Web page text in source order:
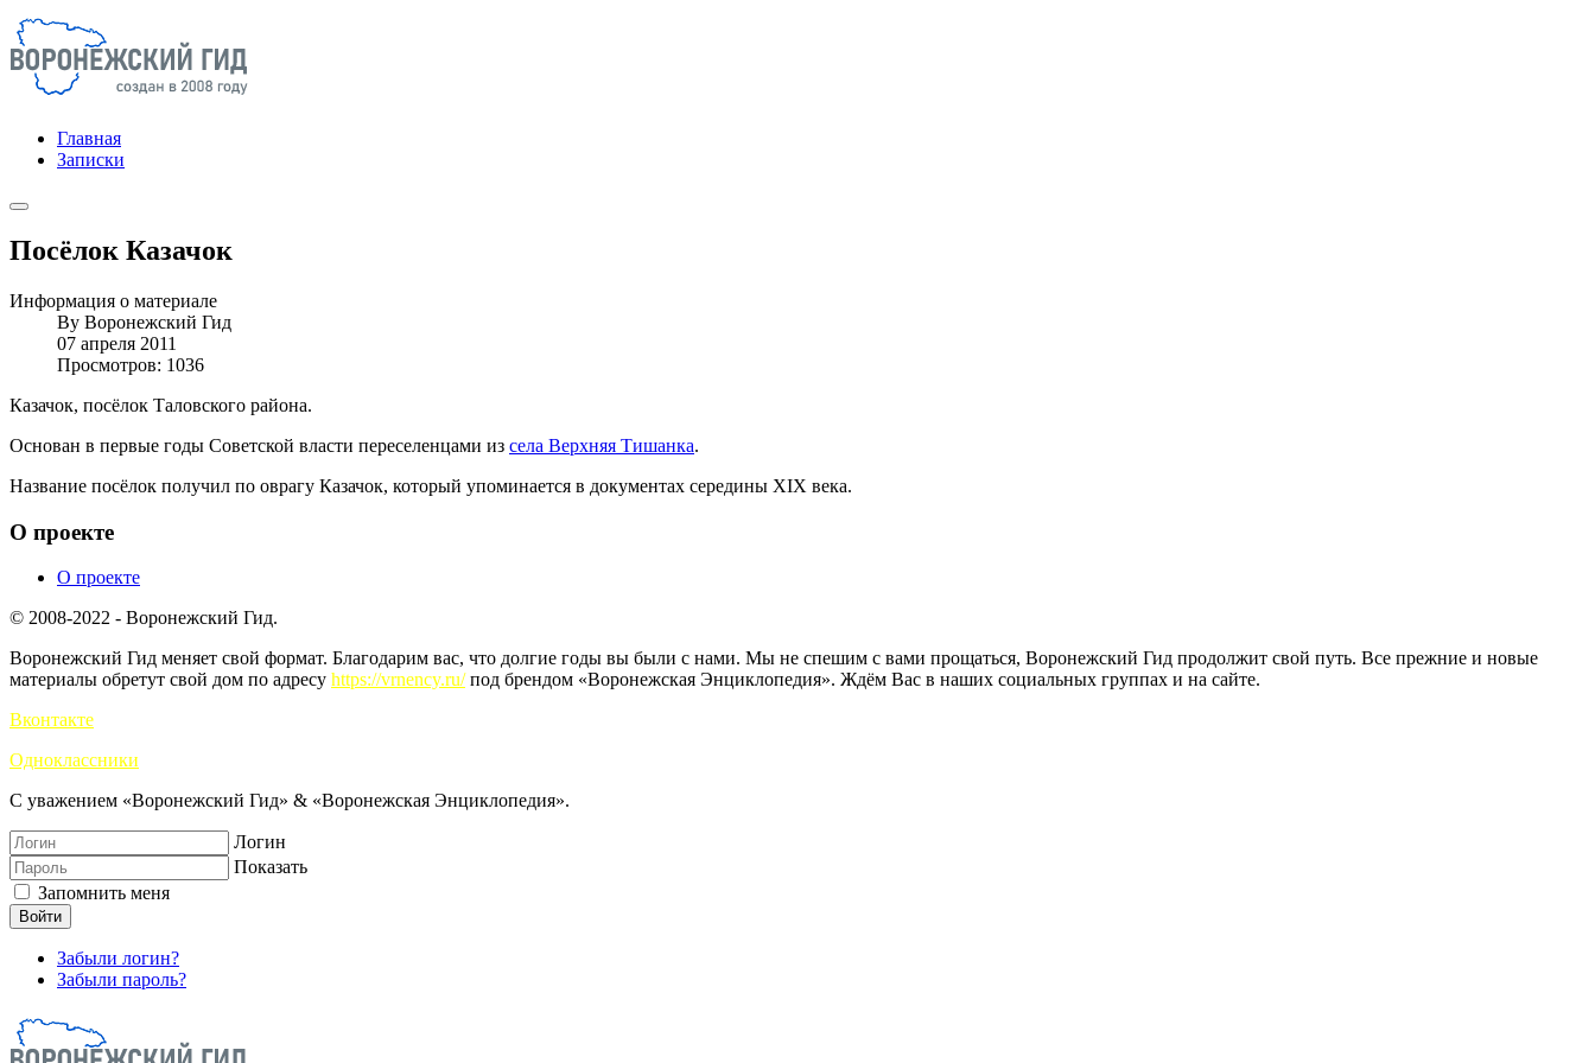
Главная
Записки
Посёлок Казачок
Информация о материале
By Воронежский Гид
07 апреля 2011
Просмотров: 1036
Казачок, посёлок Таловского района.
Основан в первые годы Советской власти переселенцами из села Верхняя Тишанка.
Название посёлок получил по оврагу Казачок, который упоминается в документах середины XIX века.
О проекте
О проекте
© 2008-2022 - Воронежский Гид.
Воронежский Гид меняет свой формат. Благодарим вас, что долгие годы вы были с нами. Мы не спешим с вами прощаться, Воронежский Гид продолжит свой путь. Все прежние и новые
материалы обретут свой дом по адресу https://vrnency.ru/под брендом «Воронежская Энциклопедия». Ждём Вас в наших социальных группах и на сайте.
Вконтакте
Одноклассники
С уважением «Воронежский Гид» & «Воронежская Энциклопедия».
Логин
Показать
Запомнить меня
Войти
Забыли логин?
Забыли пароль?